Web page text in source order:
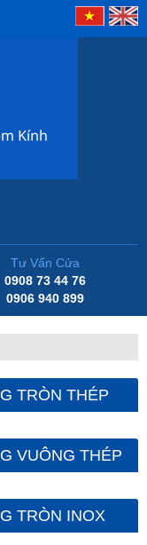
Tư Vấn Cửa
0908 73 44 76
0906 940 899
TRÒN THÉP
VUÔNG THÉP
TRÒN INOX